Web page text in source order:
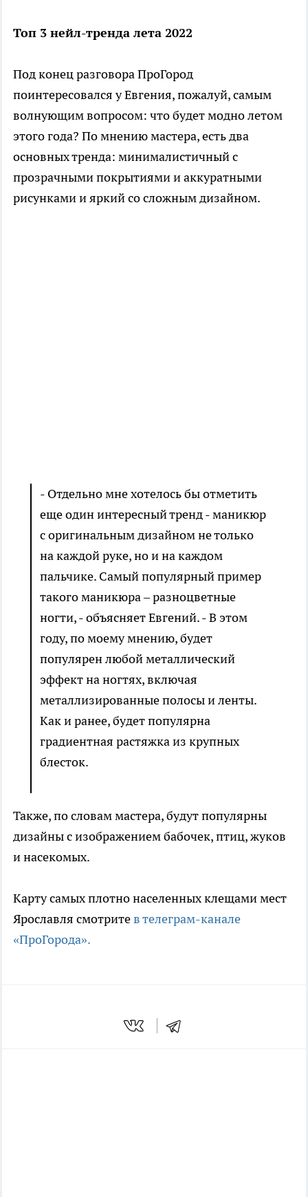
Топ 3 нейл-тренда лета 2022
Под конец разговора ПроГород
поинтересовался у Евгения, пожалуй, самым
волнующим вопросом: что будет модно летом
этого года? По мнению мастера, есть два
основных тренда: минималистичный с
прозрачными покрытиями и аккуратными
рисунками и яркий со сложным дизайном.
- Отдельно мне хотелось бы отметить
еще один интересный тренд - маникюр
с оригинальным дизайном не только
на каждой руке, но и на каждом
пальчике. Самый популярный пример
такого маникюра – разноцветные
ногти, - объясняет Евгений. - В этом
году, по моему мнению, будет
популярен любой металлический
эффект на ногтях, включая
металлизированные полосы и ленты.
Как и ранее, будет популярна
градиентная растяжка из крупных
блесток.
Также, по словам мастера, будут популярны
дизайны с изображением бабочек, птиц, жуков
и насекомых.
Карту самых плотно населенных клещами мест
Ярославля смотритев телеграм-канале
«ПроГорода».